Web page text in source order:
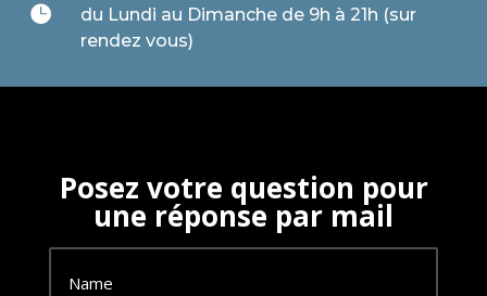

du Lundi au Dimanche de 9h à 21h (sur
rendez vous)
Posez votre question pour
une réponse par mail